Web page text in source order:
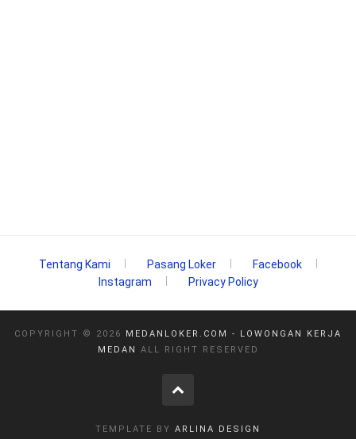
Tentang Kami Pasang Loker
Facebook
Instagram
Privacy Policy
COPYRIGHT © 2026
MEDANLOKER.COM - LOWONGAN KERJA
MEDAN
ALL RIGHT RESERVED
TEMPLATE BY ARLINA DESIGN